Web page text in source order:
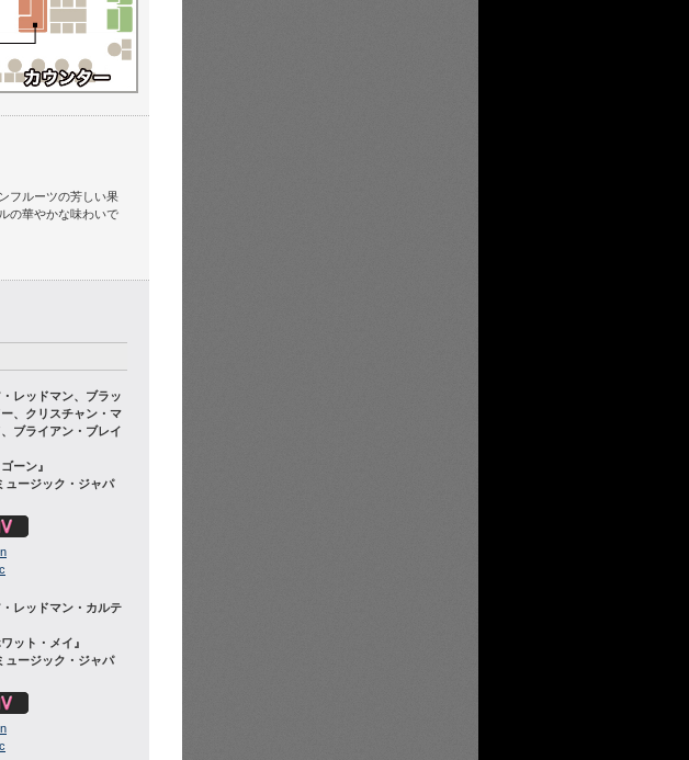
フルーツの芳しい果
の華やかな味わいで
レッドマン、ブラッ
ー、クリスチャン・マ
ブライアン・ブレイ
ーン』
ュージック・ジャパ
レッドマン・カルテ
ット・メイ』
ュージック・ジャパ